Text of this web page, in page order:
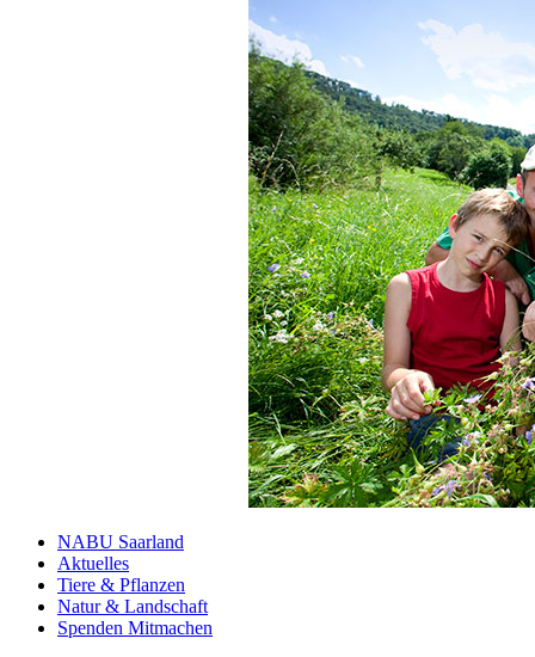
NABU Saarland
Aktuelles
Tiere & Pflanzen
Natur & Landschaft
Spenden Mitmachen